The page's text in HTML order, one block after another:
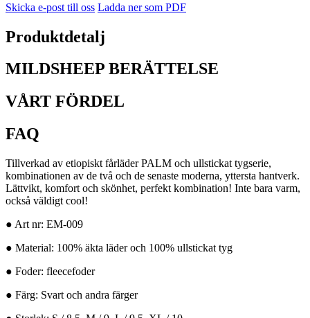
Skicka e-post till oss Ladda ner som PDF
Produktdetalj
MILDSHEEP BERÄTTELSE
VÅRT FÖRDEL
FAQ
Tillverkad av etiopiskt fårläder PALM och ullstickat tygserie,
kombinationen av de två och de senaste moderna, yttersta hantverk.
Lättvikt, komfort och skönhet, perfekt kombination! Inte bara varm,
också väldigt cool!
● Art nr: EM-009
● Material: 100% äkta läder och 100% ullstickat tyg
● Foder: fleecefoder
● Färg: Svart och andra färger